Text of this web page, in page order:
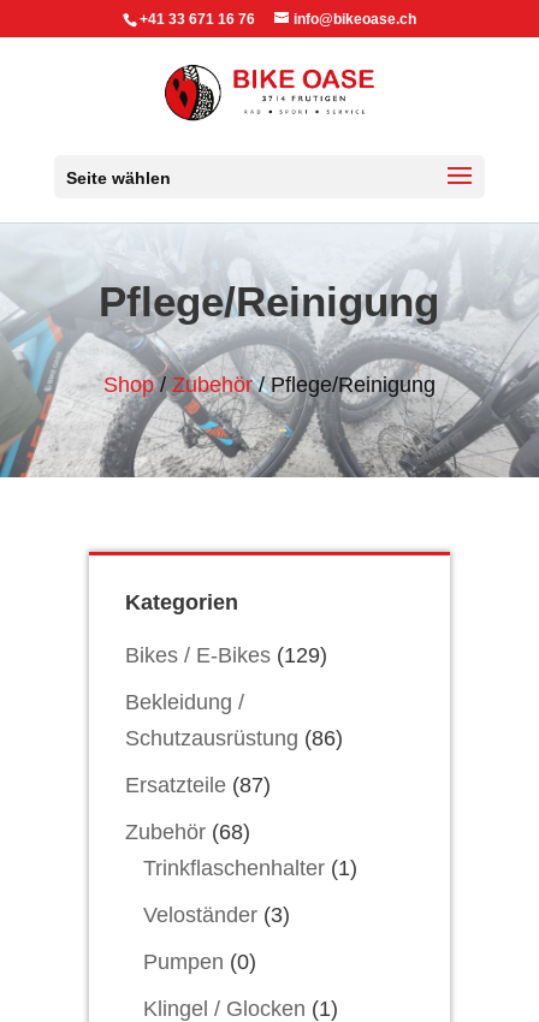
+41 33 671 16 76 info@bikeoase.ch
Seite wählen
Pflege/Reinigung
Shop/Zubehör/ Pflege/Reinigung
Kategorien
Bikes / E-Bikes (129)
Bekleidung /
Schutzausrüstung (86)
Ersatzteile (87)
Zubehör (68)
Trinkflaschenhalter (1)
Veloständer (3)
Pumpen (0)
Klingel / Glocken (1)